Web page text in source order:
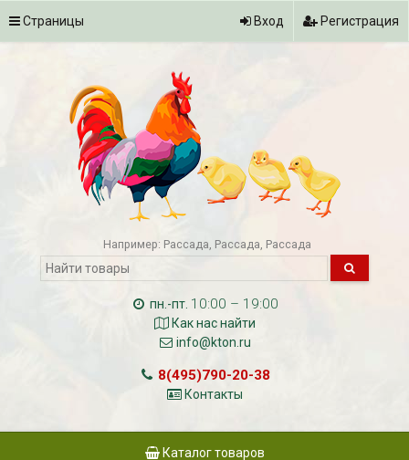
Страницы Вход Регистрация
Например: Рассада Рассада Рассада
пн.-пт. 10:00 – 19:00
Как нас найти
info@kton.ru
8(495)790-20-38
Контакты
Каталог товаров